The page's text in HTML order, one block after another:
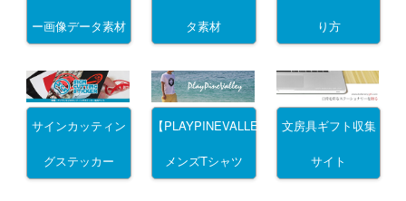
ー画像データ素材 タ素材 り方
サインカッティン
グステッカー
【PLAYPINEVALLEY】
メンズTシャツ
文房具ギフト収集
サイト